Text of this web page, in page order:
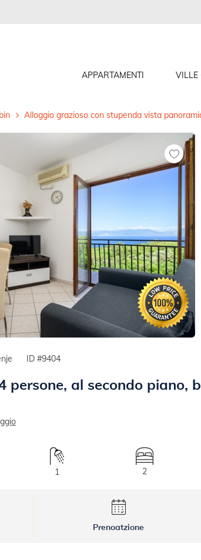
APPARTAMENTI VILLE
Alloggio grazioso con stupenda vista
ID #9404
al secondo piano,
1 2
Prenoatzione